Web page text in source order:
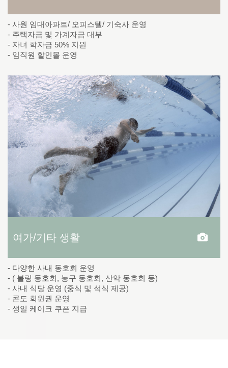
- 사원 임대아파트/ 오피스텔/ 기숙사 운영
- 주택자금 및 가계자금 대부
- 자녀 학자금 50% 지원
- 임직원 할인몰 운영
여가/기타 생활
- 다양한 사내 동호회 운영
- ( 볼링 동호회, 농구 동호회, 산악 동호회 등)
- 사내 식당 운영 (중식 및 석식 제공)
- 콘도 회원권 운영
- 생일 케이크 쿠폰 지급